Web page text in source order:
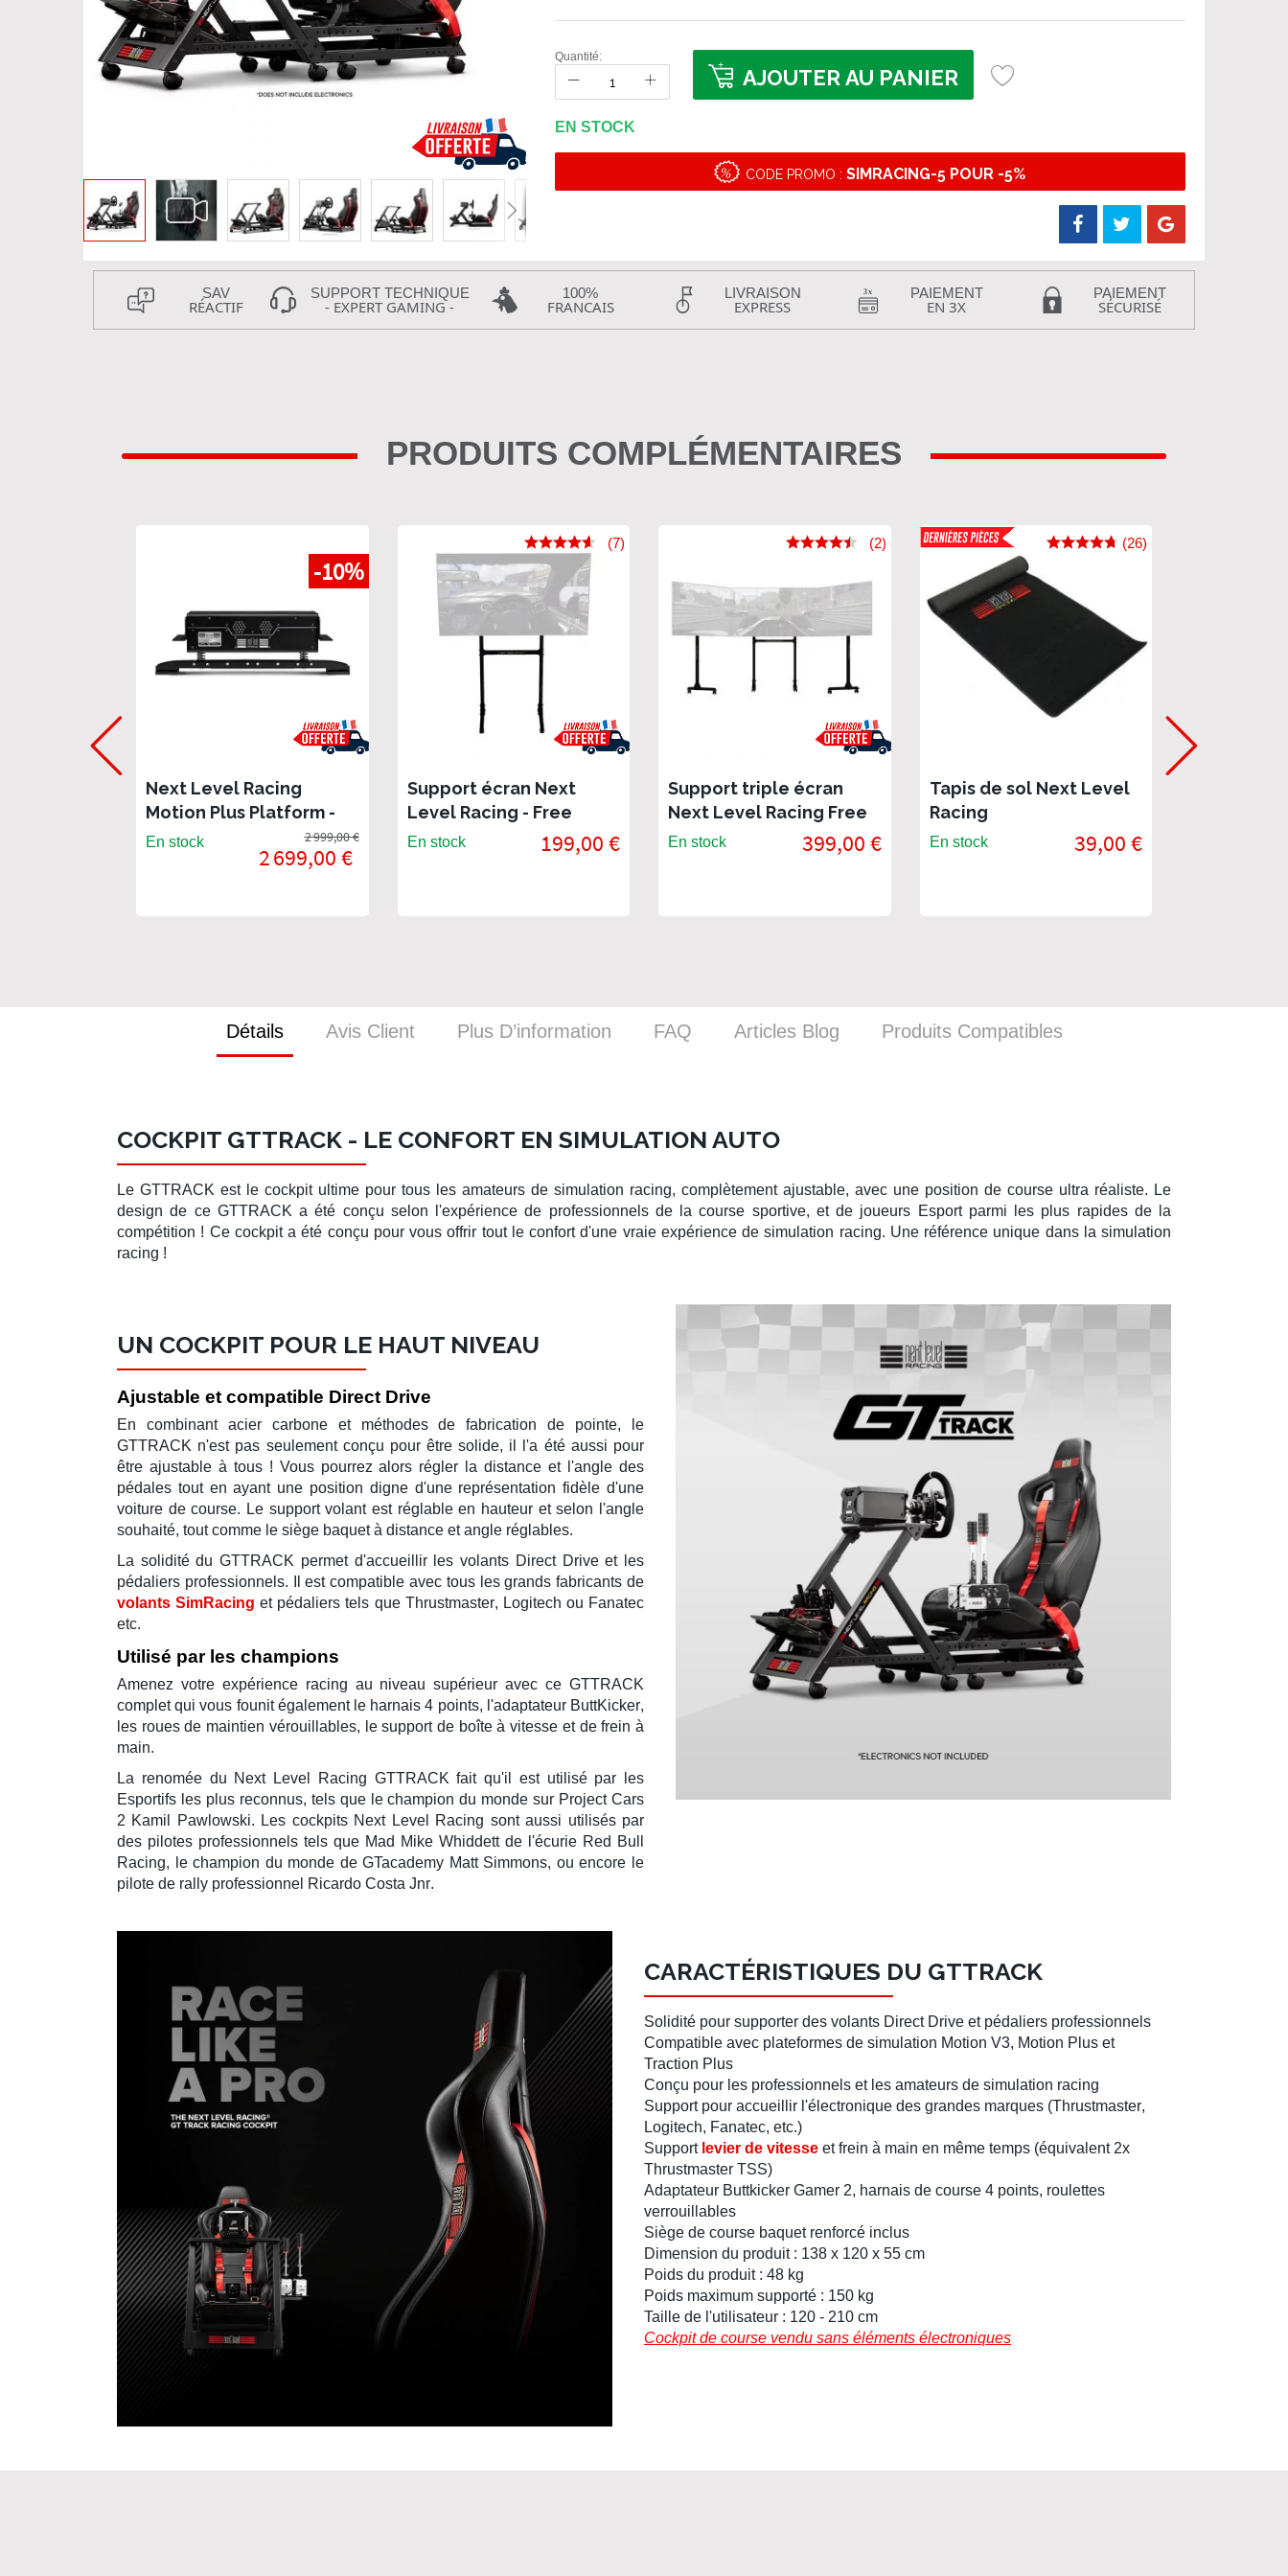
Quantité:
AJOUTER AU PANIER
EN STOCK
CODE PROMO : SIMRACING-5 POUR -5%
SAV
RÉACTIF
SUPPORT TECHNIQUE
- EXPERT GAMING -
100%
FRANCAIS
LIVRAISON
EXPRESS
PAIEMENT
EN 3X
PAIEMENT
SÉCURISÉ
PRODUITS COMPLÉMENTAIRES
-10%
Next Level Racing
Motion Plus Platform -
Plateforme dynamique
En stock
2 699,00 €
2 999,00 €
Support écran Next
Level Racing - Free
Standing
(7)
En stock 199,00 €
Support triple écran
Next Level Racing Free
Standing
(2)
En stock 399,00 €
Tapis de sol Next Level
Racing
(26)
En stock 39,00 €
Détails
COCKPIT GTTRACK - LE CONFORT EN SIMULATION AUTO
Le GTTRACK est le cockpit ultime pour tous les amateurs de simulation racing, complètement ajustable, avec une position de course ultra réaliste. Le
design de ce GTTRACK a été conçu selon l'expérience de professionnels de lacourse sportive, et de joueurs Esportparmi les plus rapides de la
compétition ! Ce cockpit a été conçu pour vous offrir tout le confort d'une vraie expérience de simulation racing. Une référence unique dans la simulation
racing !
UN COCKPIT POUR LE HAUT NIVEAU
Ajustable et compatible Direct Drive
En combinant acier carboneet méthodes de fabrication de pointe, le
GTTRACK n'est pas seulement conçu pour être solide, il l'a été aussi pour
être ajustable à tous ! Vous pourrez alors régler ladistance et l'angle des
pédales tout en ayant une position digne d'une représentation fidèle d'une
voiture de course. Le support volantest réglableen hauteur et selon l'angle
souhaité, tout comme le siège baquetà distance et angle réglables.
La solidité duGTTRACK permet d'accueillir lesvolants Direct Driveet les
pédaliers professionnels. Il est compatible avec tous les grands fabricants de
volants SimRacing et pédaliers tels que Thrustmaster, Logitech ou Fanatec
etc.
Utilisé par les champions
Amenez votre expérience racing au niveau supérieur avec ce GTTRACK
complet qui vous founit également le harnais 4 points, l'adaptateur ButtKicker,
les roues de maintien vérouillables, lesupport de boîte à vitesse et defrein à
main.
La renomée du Next Level Racing GTTRACK fait qu'il est utilisé par les
Esportifs les plus reconnus, tels que le champion du monde sur Project Cars
2 Kamil Pawlowski. Les cockpits Next Level Racing sont aussi utilisés par
des pilotes professionnels tels que Mad Mike Whiddettde l'écurie Red Bull
Racing, le champion du monde deGTacademy Matt Simmons, ou encore le
pilote de rally professionnel Ricardo Costa Jnr.
CARACTÉRISTIQUES DU GTTRACK
Solidité pour supporter des volants Direct Drive et pédaliers professionnels
Compatible avec plateformes de simulation Motion V3, Motion Plus et
Traction Plus
Conçu pour les professionnels et les amateurs de simulation racing
Support pour accueillir l'électronique des grandes marques (Thrustmaster,
Logitech, Fanatec, etc.)
Support levier de vitesse etfrein à main en même temps (équivalent 2x
Thrustmaster TSS)
Adaptateur Buttkicker Gamer 2, harnais de course 4 points, roulettes
verrouillables
Siège de course baquetrenforcé inclus
Dimension du produit : 138 x 120 x 55 cm
Poids du produit : 48 kg
Poids maximum supporté : 150 kg
Taille de l'utilisateur : 120 - 210 cm
Cockpit de course vendu sans éléments électroniques
Avis Client Plus D’information FAQ Articles Blog Produits Compatibles